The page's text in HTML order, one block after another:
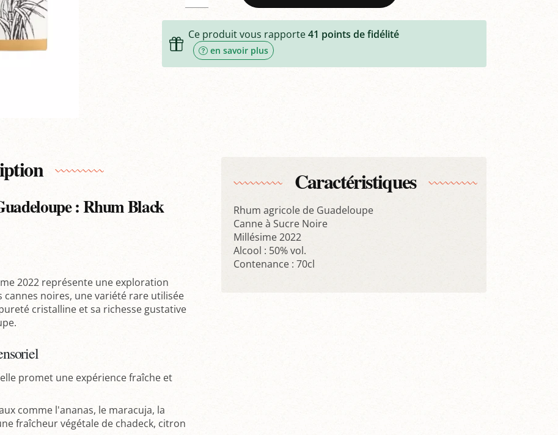
Ce produit vous rapporte41 points de fidélité
en savoir plus
: Rhum Black
2022 représente une exploration
noires, une variété rare utilisée
cristalline et sa richesse gustative
promet une expérience fraîche et
comme l'ananas, le maracuja, la
fraîcheur végétale de chadeck, citron
Caractéristiques
Rhum agricole de Guadeloupe
Canne à Sucre Noire
Millésime 2022
Alcool : 50% vol.
Contenance : 70cl